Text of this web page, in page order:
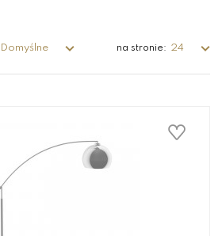
Domyślne na stronie: 24